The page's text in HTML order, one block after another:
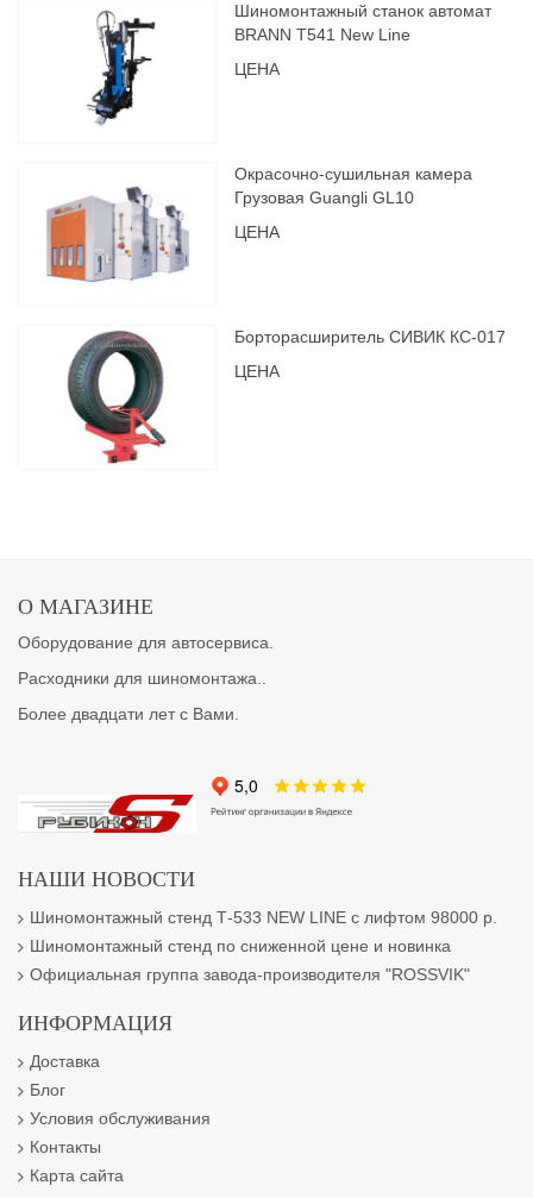
Шиномонтажный станок автомат
BRANN Т541 New Line
ЦЕНА
Окрасочно-сушильная камера
Грузовая Guangli GL10
ЦЕНА
Борторасширитель СИВИК КС-017
ЦЕНА
О МАГАЗИНЕ
Оборудование для автосервиса.
Расходники для шиномонтажа..
Более двадцати лет с Вами.
НАШИ НОВОСТИ
Шиномонтажный стенд Т-533 NEW LINE с лифтом 98000 р.
Шиномонтажный стенд по сниженной цене и новинка
Официальная группа завода-производителя "ROSSVIK"
ИНФОРМАЦИЯ
Доставка
Блог
Условия обслуживания
Контакты
Карта сайта